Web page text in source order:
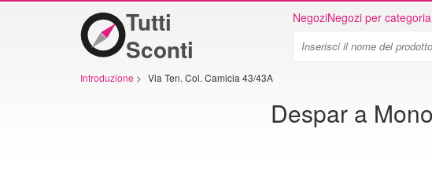
Tutti
Sconti
NegoziNegozi per categoria
Introduzione > Via Ten. Col. Camicia 43/43A
Despar a